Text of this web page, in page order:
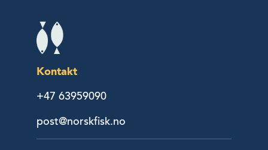
Kontakt
+47 63959090
post@norskfisk.no